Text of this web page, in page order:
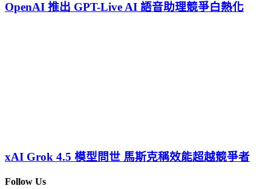
OpenAI 推出 GPT-Live AI 語音助理競爭白熱化
xAI Grok 4.5 模型問世 馬斯克稱效能超越競爭者
Follow Us